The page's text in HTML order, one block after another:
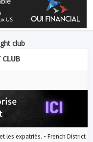
club
les expatriés. - French District